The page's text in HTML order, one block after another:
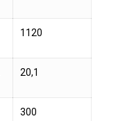
1120
20,1
300